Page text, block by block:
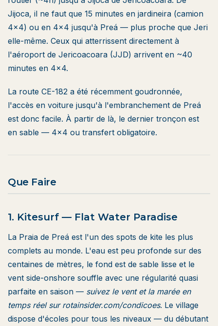
Jijoca, il ne faut que 15 minutes en jardineira (camion
4×4) ou en 4×4 jusqu'à Preá — plus proche que Jeri
elle-même. Ceux qui atterrissent directement à
l'aéroport de Jericoacoara (JJD) arrivent en ~40
minutes en 4×4.
La route CE-182 a été récemment goudronnée,
l'accès en voiture jusqu'à l'embranchement de Preá
est donc facile. À partir de là, le dernier tronçon est
en sable — 4×4 ou transfert obligatoire.
Que Faire
1. Kitesurf — Flat Water Paradise
La Praia de Preá est l'un des spots de kite les plus
complets au monde. L'eau est peu profonde sur des
centaines de mètres, le fond est de sable lisse et le
vent side-onshore souffle avec une régularité quasi
parfaite en saison — suivez le vent et la marée en
temps réel sur rotainsider.com/condicoes. Le village
dispose d'écoles pour tous les niveaux — du débutant